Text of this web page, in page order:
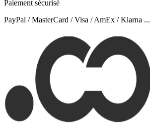
Paiement sécurisé
PayPal / MasterCard / Visa / AmEx / Klarna ...